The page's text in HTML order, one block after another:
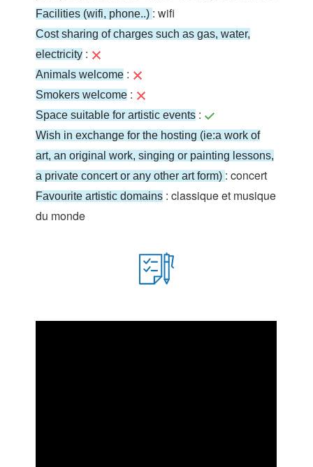
Facilities (wifi, phone..) : wifi
Cost sharing of charges such as gas, water,
electricity :
Animals welcome :
Smokers welcome :
Space suitable for artistic events :
Wish in exchange for the hosting (ie:a work of
art, an original work, singing or painting lessons,
a private concert or any other art form) : concert
Favourite artistic domains : classique et musique
du monde